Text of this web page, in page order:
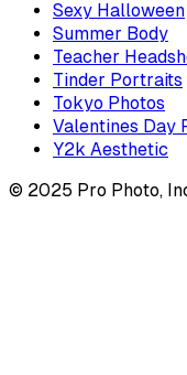
Sexy Halloween
Summer Body
Teacher
Tinder Portraits
Tokyo Photos
Valentines Day
Y2k Aesthetic
© 2025 Pro Photo,